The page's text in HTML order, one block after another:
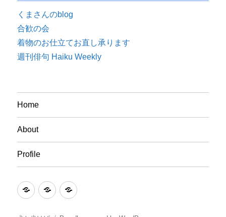
くまさんのblog
合歓の会
着物のお仕立てお直し承ります
週刊俳句 Haiku Weekly
Home
About
Profile
HomeAboutProfile